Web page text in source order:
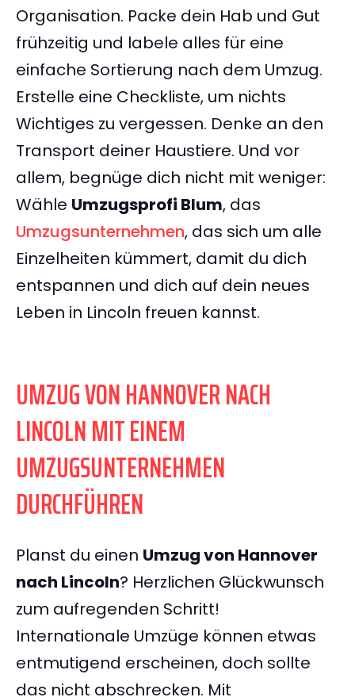
Organisation. Packe dein Hab und Gut
frühzeitig und labele alles für eine
einfache Sortierung nach dem Umzug.
Erstelle eine Checkliste, um nichts
Wichtiges zu vergessen. Denke an den
Transport deiner Haustiere. Und vor
allem, begnüge dich nicht mit weniger:
Wähle Umzugsprofi Blum, das
Umzugsunternehmen, das sich um alle
Einzelheiten kümmert, damit du dich
entspannen und dich auf dein neues
Leben in Lincoln freuen kannst.
UMZUG VON HANNOVER NACH
LINCOLN MIT EINEM
UMZUGSUNTERNEHMEN
DURCHFÜHREN
Planst du einen Umzug von Hannover
nach Lincoln? Herzlichen Glückwunsch
zum aufregenden Schritt!
Internationale Umzüge können etwas
entmutigend erscheinen, doch sollte
das nicht abschrecken. Mit